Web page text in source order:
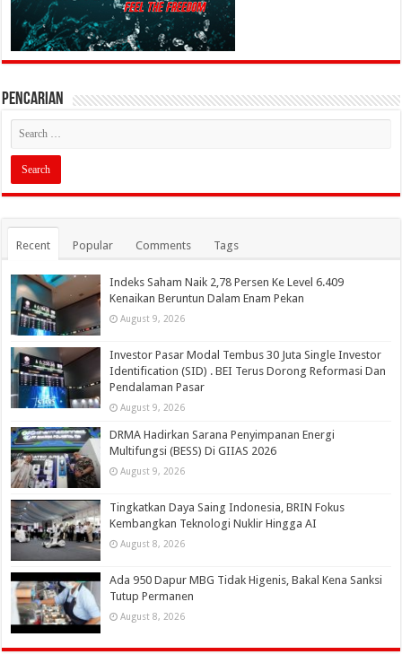
PENCARIAN
Recent Popular Comments Tags
Indeks Saham Naik 2,78 Persen Ke Level 6.409
Kenaikan Beruntun Dalam Enam Pekan
August 9, 2026
Investor Pasar Modal Tembus 30 Juta Single Investor
Identification (SID) . BEI Terus Dorong Reformasi Dan
Pendalaman Pasar
August 9, 2026
DRMA Hadirkan Sarana Penyimpanan Energi
Multifungsi (BESS) Di GIIAS 2026
August 9, 2026
Tingkatkan Daya Saing Indonesia, BRIN Fokus
Kembangkan Teknologi Nuklir Hingga AI
August 8, 2026
Ada 950 Dapur MBG Tidak Higenis, Bakal Kena Sanksi
Tutup Permanen
August 8, 2026